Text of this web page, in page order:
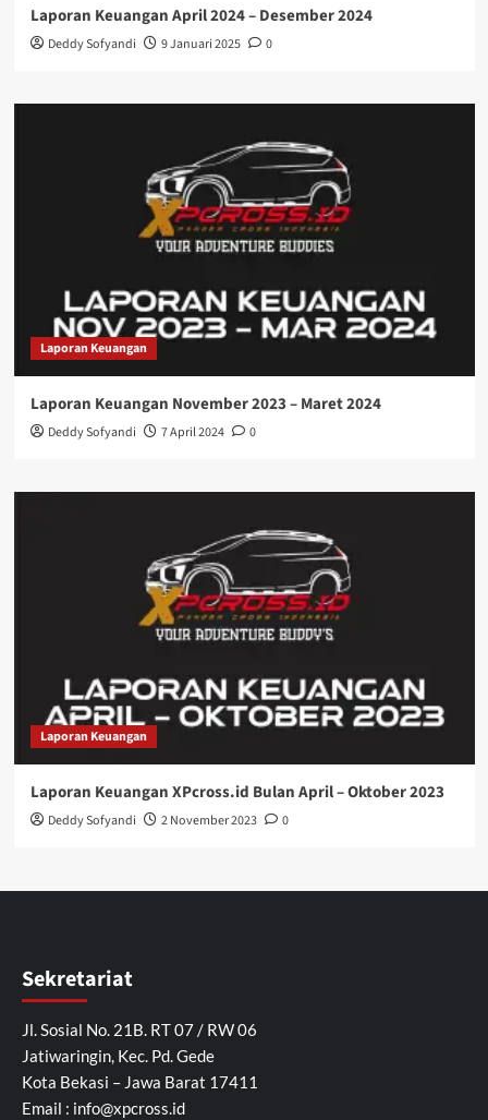
Laporan Keuangan April 2024 – Desember 2024
Deddy Sofyandi 9 Januari 2025 0
Laporan Keuangan
Laporan Keuangan November 2023 – Maret 2024
Deddy Sofyandi 7 April 2024 0
Laporan Keuangan
Laporan Keuangan XPcross.id Bulan April – Oktober 2023
Deddy Sofyandi 2 November 2023 0
Sekretariat
Jl. Sosial No. 21B. RT 07 / RW 06
Jatiwaringin, Kec. Pd. Gede
Kota Bekasi – Jawa Barat 17411
Email : info@xpcross.id